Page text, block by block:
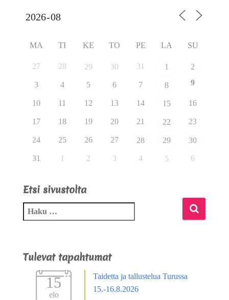
MA TI KE TO PE LA SU
27 28 29 30 31 1 2
3 4 5 6 7 8 9
10 11 12 13 14 15 16
17 18 19 20 21 22 23
24 25 26 27 28 29 30
31 1 2 3 4 5 6
Etsi sivustolta
Tulevat tapahtumat
15
elo
Taidetta ja tallustelua Turussa
15.-16.8.2026